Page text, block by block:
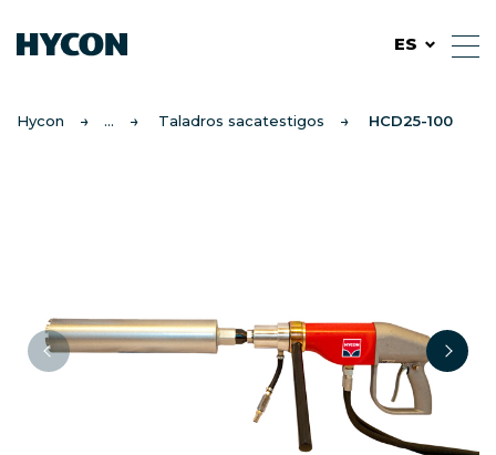
ES
Hycon Taladros sacatestigos HCD25-100